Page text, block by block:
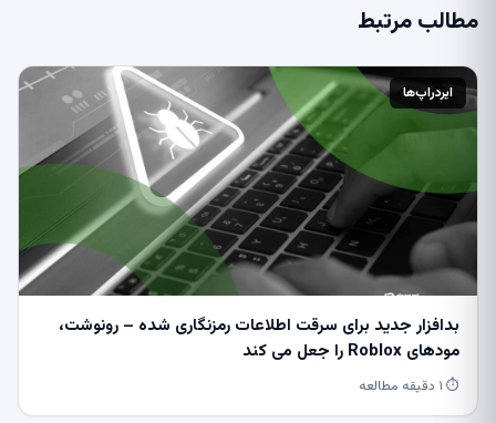
مطالب مرتبط
ایردراپ‌ها
بدافزار جدید برای سرقت اطلاعات رمزنگاری شده – رونوشت،
مودهای Roblox را جعل می کند
⏱ ۱ دقیقه مطالعه